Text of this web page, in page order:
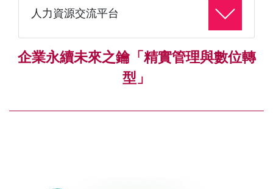
人力資源交流平台
企業永續未來之鑰「精實管理與數位轉
型」